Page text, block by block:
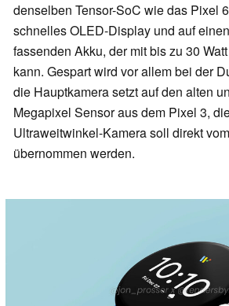
denselben Tensor-SoC wie das Pixel
schnelles OLED-Display und auf
fassenden Akku, der mit bis zu 30
kann. Gespart wird vor allem bei der
die Hauptkamera setzt auf den alten
Megapixel Sensor aus dem Pixel 3,
Ultraweitwinkel-Kamera soll direkt
übernommen werden.